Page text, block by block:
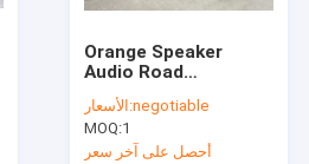
Orange Speaker
Audio Road
Aluminum Tool
Cases with 9mm
Thickness Fireproof
Plywood Board
الأسعار:negotiable
MOQ:1
أحصل على آخر سعر